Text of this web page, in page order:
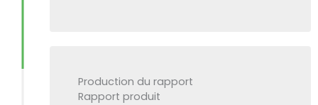
Production du rapport
Rapport produit